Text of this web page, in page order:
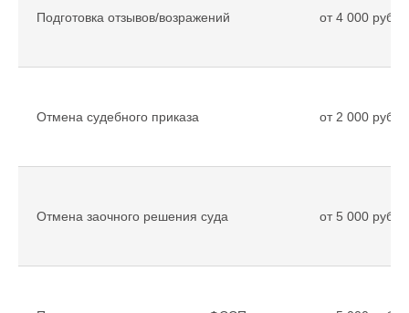
Подготовка отзывов/возражений от 4 000
Отмена судебного приказа от 2 000
Отмена заочного решения суда от 5 000